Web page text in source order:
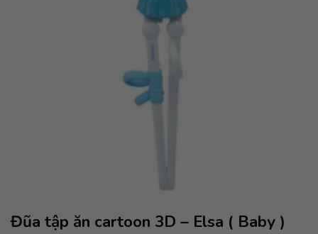
Đũa tập ăn cartoon 3D – Elsa ( Baby )